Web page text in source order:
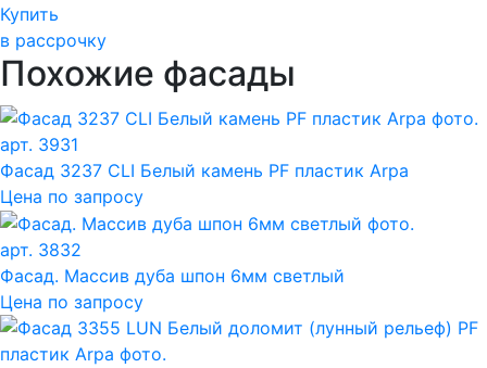
Купить
в рассрочку
Похожие фасады
арт. 3931
Фасад 3237 CLI Белый камень PF пластик Arpa
Цена по запросу
арт. 3832
Фасад. Массив дуба шпон 6мм светлый
Цена по запросу